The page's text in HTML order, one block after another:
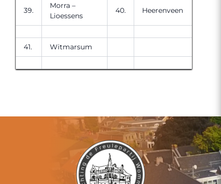
39.
Morra –
Lioessens
40. Heerenveen
41. Witmarsum